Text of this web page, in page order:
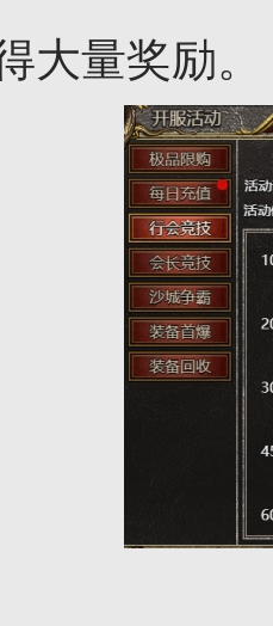
大量奖励。